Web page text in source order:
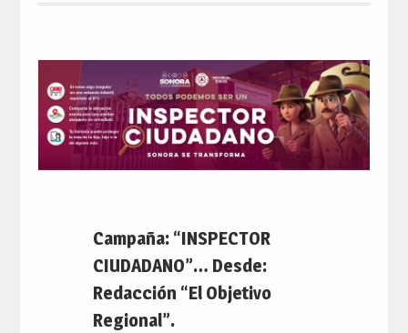
Campaña: “INSPECTOR
CIUDADANO”… Desde:
Redacción “El Objetivo
Regional”.